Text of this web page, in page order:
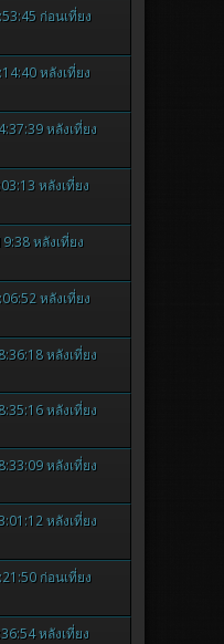
ก่อนเที่ยง
หลังเที่ยง
หลังเที่ยง
หลังเที่ยง
หลังเที่ยง
หลังเที่ยง
หลังเที่ยง
หลังเที่ยง
หลังเที่ยง
หลังเที่ยง
ก่อนเที่ยง
หลังเที่ยง